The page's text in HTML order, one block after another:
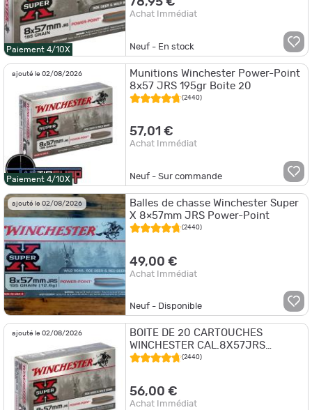
Paiement 4/10X
Achat Immédiat
Neuf - En stock
ajouté le 02/08/2026
Paiement 4/10X
Munitions Winchester Power-Point
8x57 JRS 195gr Boite 20
(2440)
57,01 €
Achat Immédiat
Neuf - Sur commande
ajouté le 02/08/2026
Balles de chasse Winchester Super
X 8×57mm JRS Power-Point
(2440)
49,00 €
Achat Immédiat
Neuf - Disponible
ajouté le 02/08/2026
BOITE DE 20 CARTOUCHES
WINCHESTER CAL.8X57JRS
POWER-POINT 195GR
(2440)
56,00 €
Achat Immédiat